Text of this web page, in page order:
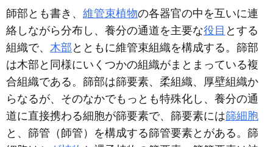
師部とも書き、 維管束植物の各器官の中を互いに連
絡しながら分布し、養分の通道を主要な役目 とする
組織で、 木部 とともに維管束組織を構成する。篩部
は木部と同様にいくつかの組織がまとまっている複
合組織である。篩部は篩要素、柔組織、厚壁組織か
らなるが、そのなかでもっとも特殊化し、養分の通
道に直接携わる細胞が篩要素で、篩要素には篩細胞
と、篩管（師管）を構成する篩管要素とがある。篩